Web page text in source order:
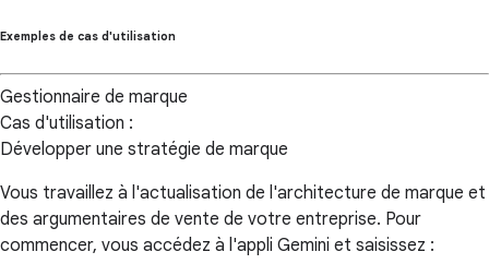
Exemples de cas d'utilisation
Gestionnaire de marque
Cas d'utilisation :
Développer une stratégie de marque
Vous travaillez à l'actualisation de l'architecture de marque et
des argumentaires de vente de votre entreprise. Pour
commencer, vous accédez à l'appli Gemini et saisissez :